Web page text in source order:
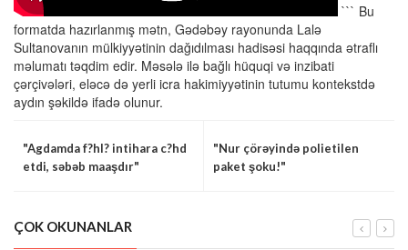
``` Bu
formatda hazırlanmış mətn, Gədəbəy rayonunda Lalə
Sultanovanın mülkiyyətinin dağıdılması hadisəsi haqqında ətraflı
məlumatı təqdim edir. Məsələ ilə bağlı hüquqi və inzibati
çərçivələri, eləcə də yerli icra hakimiyyətinin tutumu kontekstdə
aydın şəkildə ifadə olunur.
"Agdamda f?hl? intihara c?hd
etdi, səbəb maaşdır"
"Nur çörəyində polietilen
paket şoku!"
ÇOK OKUNANLAR